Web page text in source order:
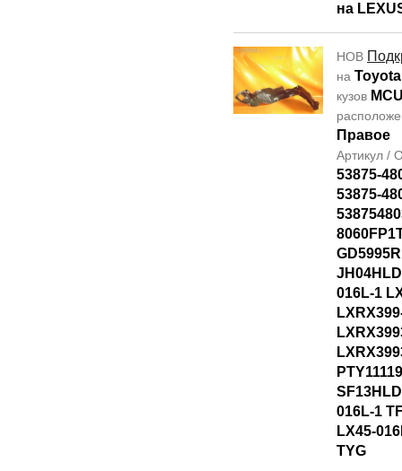
на
НОВ
на
кузов
Правое
Артикул /
53875-
53875-
GD5995R
016L-1
016L-1
LX45-
TYG